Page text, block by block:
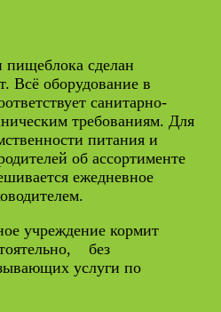
сделан
Всё оборудование в
санитарно-
требованиям. Для
питания и
об ассортименте
ежедневное
кормит
без
услуги по